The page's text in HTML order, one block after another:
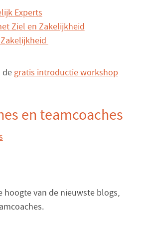
Experts
Ziel en Zakelijkheid
de gratis introductie workshop
en teamcoaches
van de nieuwste blogs,